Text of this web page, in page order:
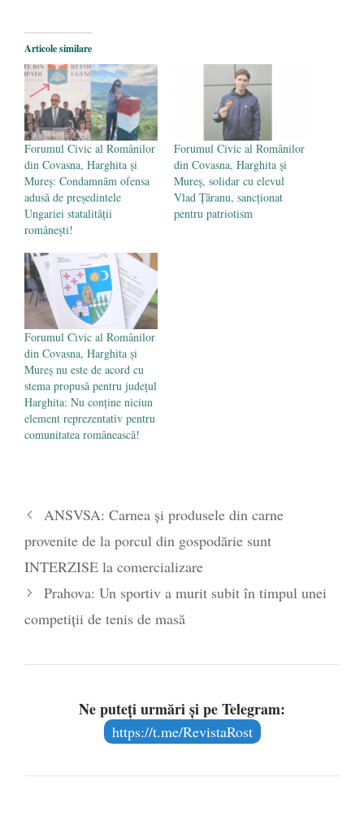
comercializare în UE
Părintele mărturisitor Constantin
Voicescu, pomenit, duminică, la
Mănăstirea Cernica
- 27 iulie 2024
Articole similare
Forumul Civic al Românilor
din Covasna, Harghita și
Mureș: Condamnăm ofensa
adusă de președintele
Ungariei statalității
românești!
Forumul Civic al Românilor
din Covasna, Harghita și
Mureș, solidar cu elevul
Vlad Țăranu, sancționat
pentru patriotism
Forumul Civic al Românilor
din Covasna, Harghita și
Mureș nu este de acord cu
stema propusă pentru județul
Harghita: Nu conține niciun
element reprezentativ pentru
comunitatea românească!
ANSVSA: Carnea și produsele din carne
provenite de la porcul din gospodărie sunt
INTERZISE la comercializare
Prahova: Un sportiv a murit subit în timpul unei
competiţii de tenis de masă
Ne puteți urmări și pe Telegram:
https://t.me/RevistaRost